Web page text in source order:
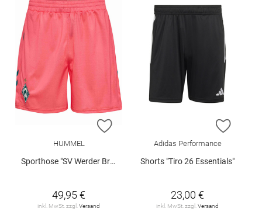
ZUR WUNSCHLISTE HINZUFÜGEN
HUMMEL
Sporthose "SV Werder Bremen 3rd 2026/27"
49,95 €
inkl. MwSt. zzgl.Versand
ZUR
Adidas Performance
Shorts "Tiro 26 Essentials"
23,00 €
inkl. MwSt. zzgl.Versand